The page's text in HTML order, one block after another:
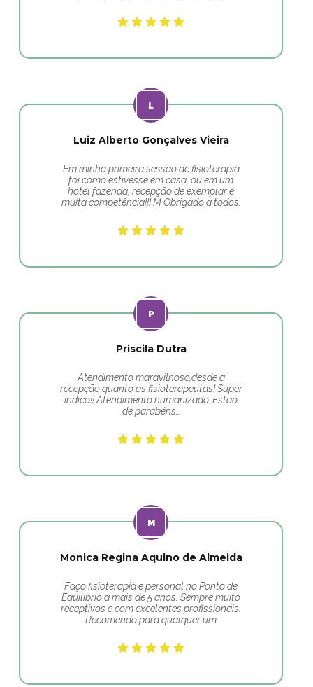
Luiz Alberto Gonçalves Vieira
Em minha primeira sessão de fisioterapia
foi como estivesse em casa, ou em um
hotel fazenda, recepção de exemplar e
muita competência!!! M Obrigado a todos.
Priscila Dutra
Atendimento maravilhoso,desde a
recepção quanto as fisioterapeutas! Super
indico!! Atendimento humanizado. Estão
de parabéns…
Monica Regina Aquino de Almeida
Faço fisioterapia e personal no Ponto de
Equilibrio a mais de 5 anos. Sempre muito
receptivos e com excelentes profissionais.
Recomendo para qualquer um